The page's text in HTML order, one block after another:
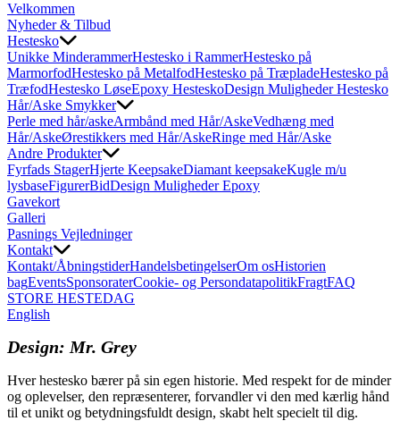
Velkommen
Nyheder & Tilbud
Hestesko
Unikke MinderammerHestesko i RammerHestesko på
MarmorfodHestesko på MetalfodHestesko på TræpladeHestesko på
TræfodHestesko LøseEpoxy HesteskoDesign Muligheder Hestesko
Hår/Aske Smykker
Perle med hår/askeArmbånd med Hår/AskeVedhæng med
Hår/AskeØrestikkers med Hår/AskeRinge med Hår/Aske
Andre Produkter
Fyrfads StagerHjerte KeepsakeDiamant keepsakeKugle m/u
lysbaseFigurerBidDesign Muligheder Epoxy
Gavekort
Galleri
Pasnings Vejledninger
Kontakt
Kontakt/ÅbningstiderHandelsbetingelserOm osHistorien
bagEventsSponsoraterCookie- og PersondatapolitikFragtFAQ
STORE HESTEDAG
English
Design: Mr. Grey
Hver hestesko bærer på sin egen historie. Med respekt for de minder
og oplevelser, den repræsenterer, forvandler vi den med kærlig hånd
til et unikt og betydningsfuldt design, skabt helt specielt til dig.